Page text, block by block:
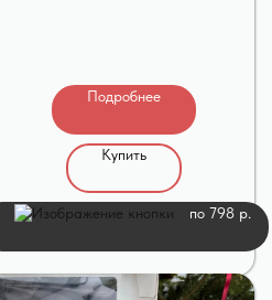
Подробнее
Купить
по 798 р.